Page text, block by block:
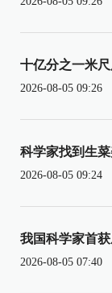
十亿分之一米
2026-08-05 09:26
科学家找到生
2026-08-05 09:24
我国科学家首
2026-08-05 07:40